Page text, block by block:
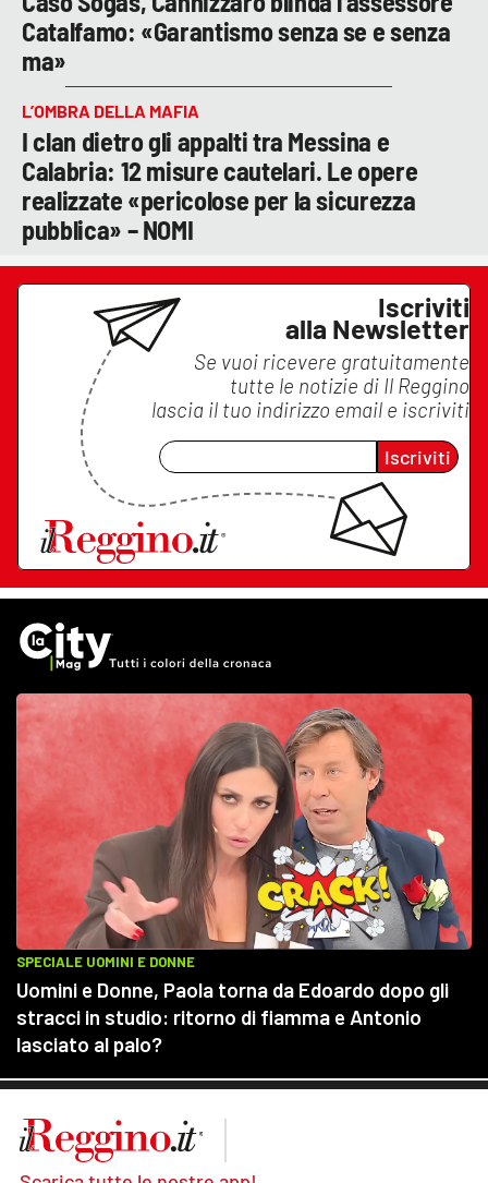
Catalfamo: «Garantismo senza se e senza
ma»
L’OMBRA DELLA MAFIA
I clan dietro gli appalti tra Messina e
Calabria: 12 misure cautelari. Le opere
realizzate «pericolose per la sicurezza
pubblica» – NOMI
Iscriviti
alla Newsletter
Se vuoi ricevere gratuitamente
tutte le notizie di Il Reggino
lascia il tuo indirizzo email e iscriviti
Iscriviti